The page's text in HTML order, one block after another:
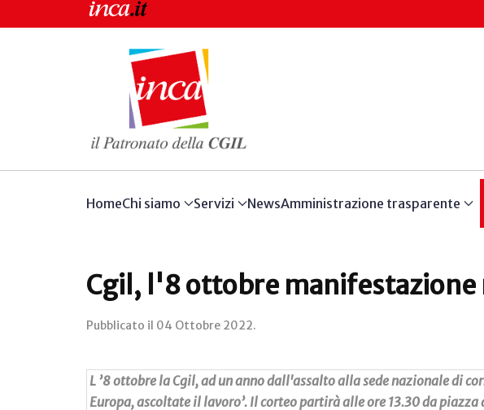
HomeChi siamo Servizi NewsAmministrazione trasparente
Cgil, l'8 ottobre manifestazione
Pubblicato il 04 Ottobre 2022.
L ’8 ottobre la Cgil, ad un anno dall'assalto alla sede nazionale di
Europa, ascoltate il lavoro’. Il corteo partirà alle ore 13.30 da